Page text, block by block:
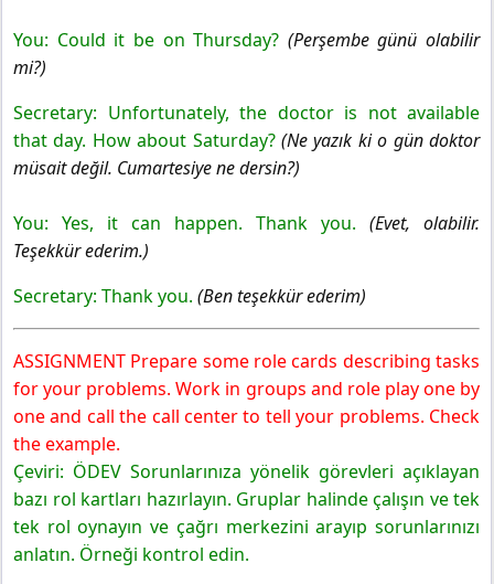
You: Could it be on Thursday? (Perşembe günü olabilir
mi?)
Secretary: Unfortunately, the doctor is not available
that day. How about Saturday? (Ne yazık ki o gün doktor
müsait değil. Cumartesiye ne dersin?)
You: Yes, it can happen. Thank you. (Evet, olabilir.
Teşekkür ederim.)
Secretary: Thank you. (Ben teşekkür ederim)
ASSIGNMENT Prepare some role cards describing tasks
for your problems. Work in groups and role play one by
one and call the call center to tell your problems. Check
the example.
Çeviri: ÖDEV Sorunlarınıza yönelik görevleri açıklayan
bazı rol kartları hazırlayın. Gruplar halinde çalışın ve tek
tek rol oynayın ve çağrı merkezini arayıp sorunlarınızı
anlatın. Örneği kontrol edin.